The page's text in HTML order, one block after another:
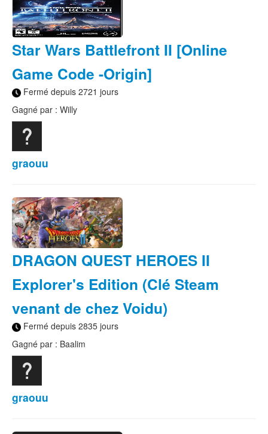
Star Wars Battlefront II [Online
Game Code -Origin]
Fermé depuis 2721 jours
Gagné par : Willy
graouu
DRAGON QUEST HEROES II
Explorer's Edition (Clé Steam
venant de chez Voidu)
Fermé depuis 2835 jours
Gagné par : Baalim
graouu